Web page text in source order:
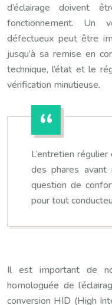
d’éclairage doivent
fonctionnement. Un
défectueux peut être
jusqu’à sa remise en
technique, l’état et le
vérification minutieuse.
L’entretien
des phares
question de
pour tout
Il est important de
homologuée de
conversion HID (High